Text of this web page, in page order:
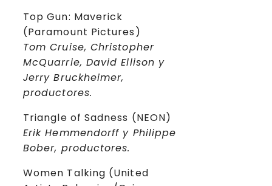
Top Gun: Maverick
(Paramount Pictures)
Tom Cruise, Christopher
McQuarrie, David Ellison y
Jerry Bruckheimer,
productores.
Triangle of Sadness (NEON)
Erik Hemmendorff y Philippe
Bober, productores.
Women Talking (United